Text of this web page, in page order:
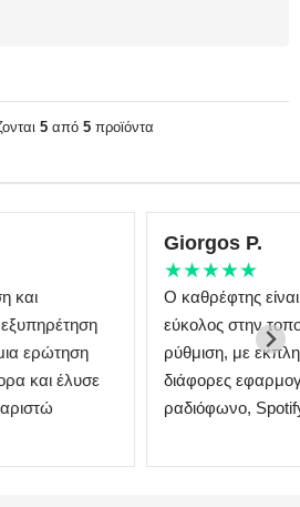
5 από 5 προϊόντα
και
ερώτηση
και έλυσε
Giorgos P.
★★★★★
Ο καθρέφτης
εύκολος στην
ρύθμιση, με
διάφορες
ραδιόφωνο,